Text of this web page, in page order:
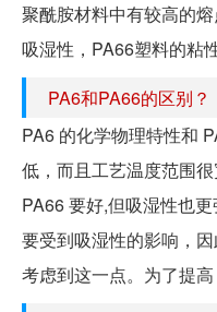
聚酰胺材料中有较高的
吸湿性，PA66塑料的粘
PA6和PA66的区别？
PA6 的化学物理特性和
低，而且工艺温度范围
PA66 要好,但吸湿性也
要受到吸湿性的影响，
考虑到这一点。为了提高